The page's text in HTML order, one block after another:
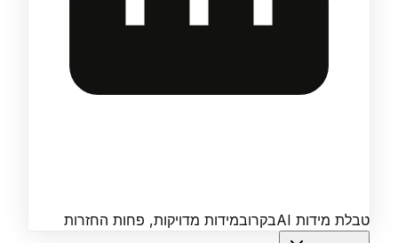
טבלת מידות AI בקרובמידות מדויקות, פחות החזרות